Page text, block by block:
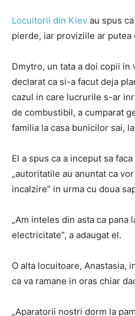
Locuitorii din Kiev au spus
pierde, iar proviziile ar putea
Dmytro, un tata a doi copii in
declarat ca si-a facut deja
cazul in care lucrurile s-ar
de combustibil, a cumparat
familia la casa bunicilor sai,
El a spus ca a inceput sa
„autoritatile au anuntat ca
incalzire” in urma cu doua
„Am inteles din asta ca pana
electricitate”, a adaugat el.
O alta locuitoare, Anastasia,
ca va ramane in oras chiar
„Aparatorii nostri dorm la